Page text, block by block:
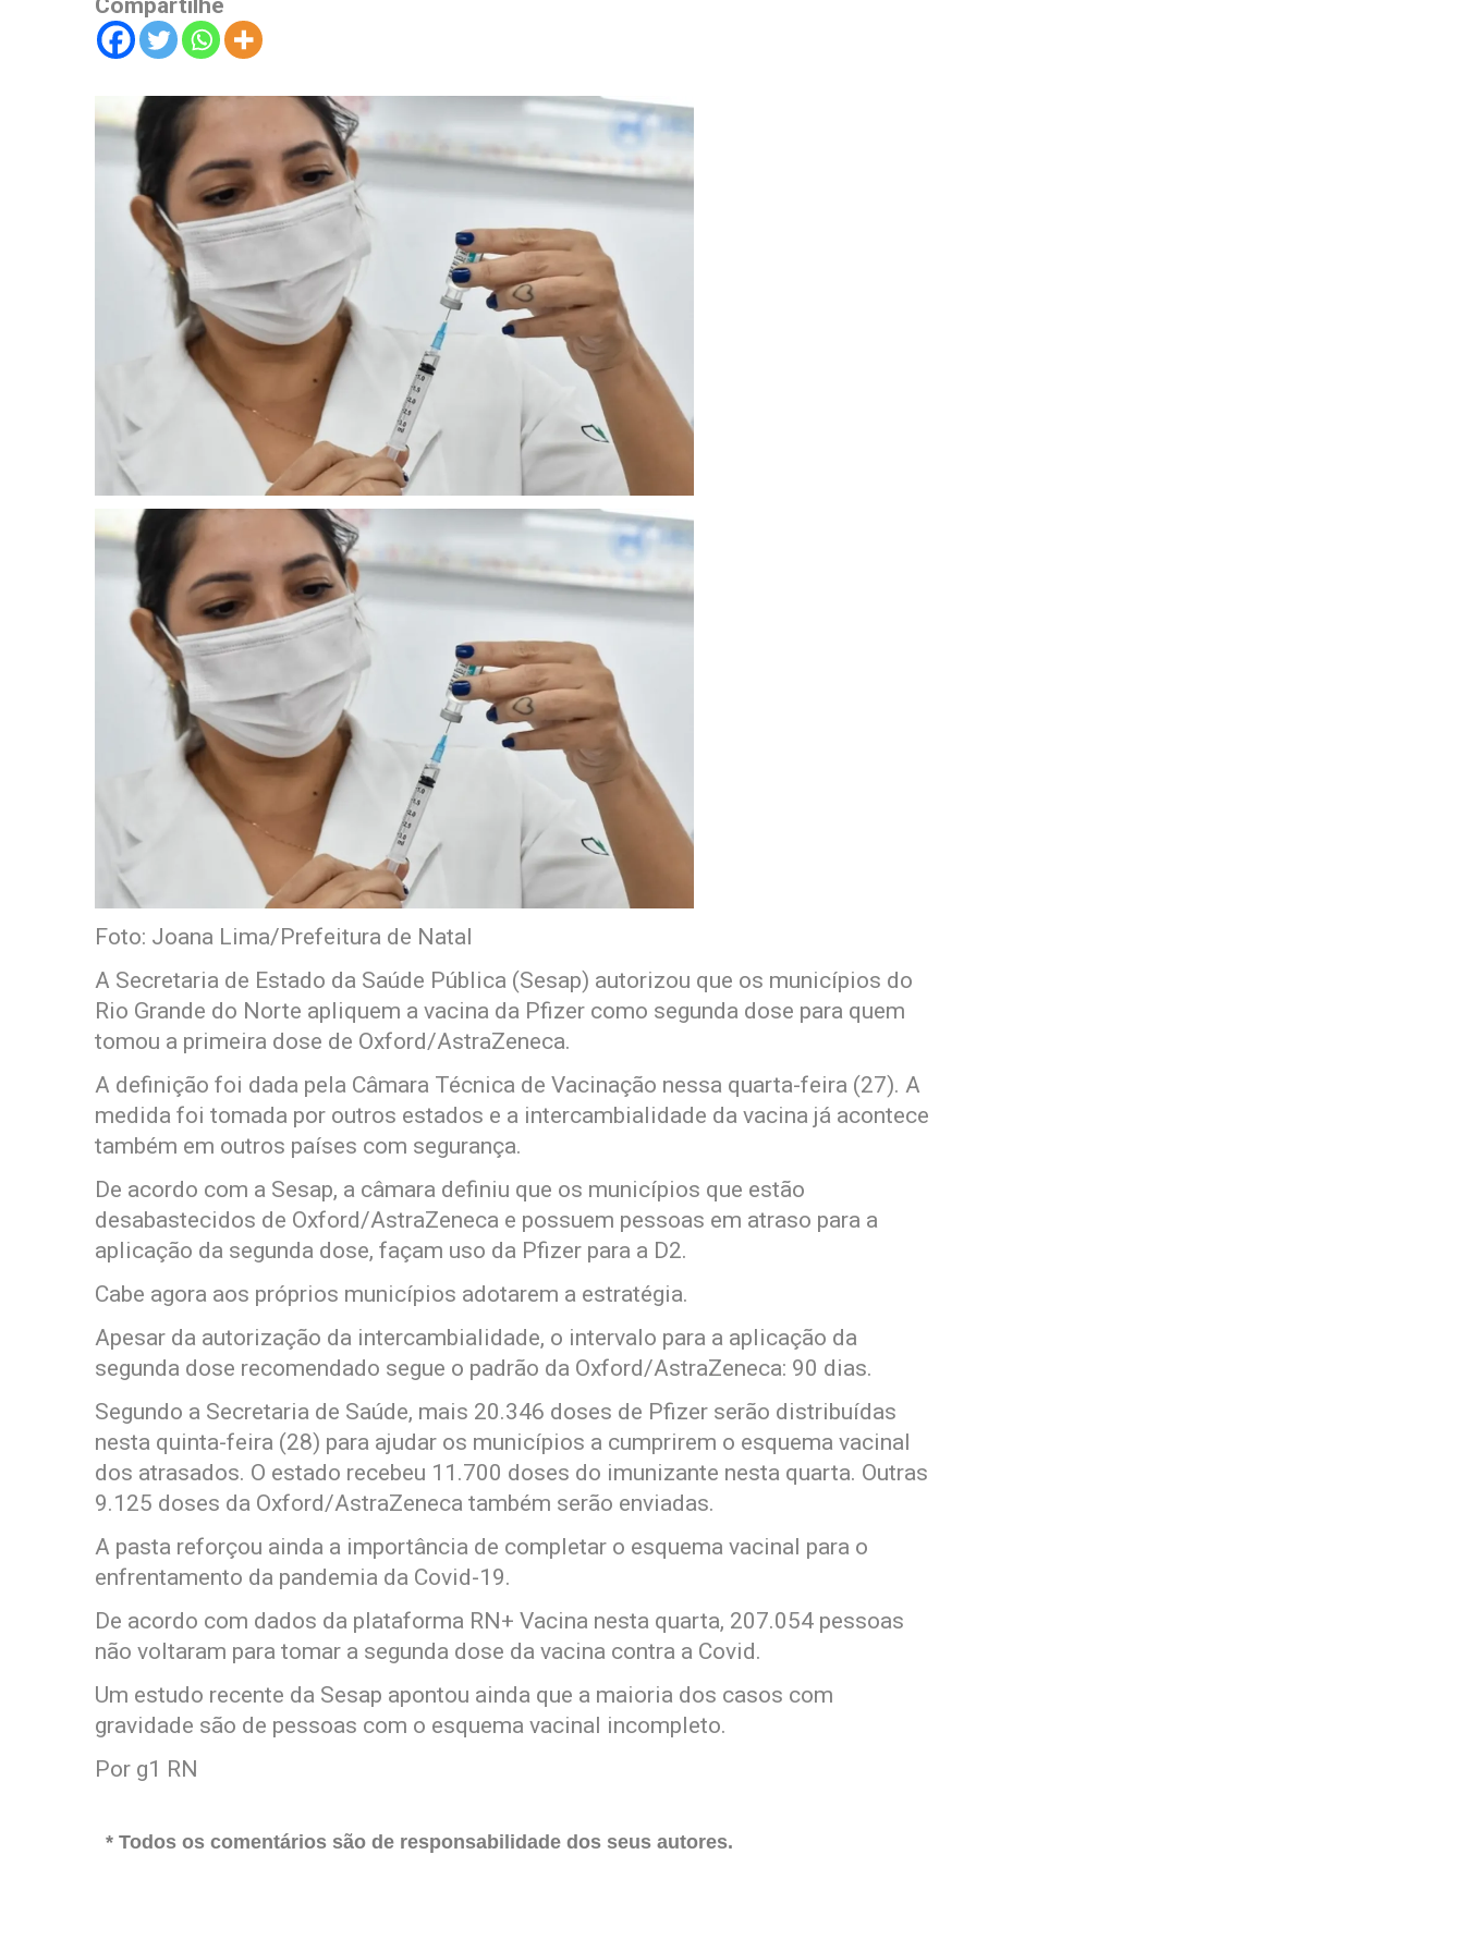
Compartilhe
Foto: Joana Lima/Prefeitura de Natal
A Secretaria de Estado da Saúde Pública (Sesap) autorizou que os municípios do
Rio Grande do Norte apliquem a vacina da Pfizer como segunda dose para quem
tomou a primeira dose de Oxford/AstraZeneca.
A definição foi dada pela Câmara Técnica de Vacinação nessa quarta-feira (27). A
medida foi tomada por outros estados e a intercambialidade da vacina já acontece
também em outros países com segurança.
De acordo com a Sesap, a câmara definiu que os municípios que estão
desabastecidos de Oxford/AstraZeneca e possuem pessoas em atraso para a
aplicação da segunda dose, façam uso da Pfizer para a D2.
Cabe agora aos próprios municípios adotarem a estratégia.
Apesar da autorização da intercambialidade, o intervalo para a aplicação da
segunda dose recomendado segue o padrão da Oxford/AstraZeneca: 90 dias.
Segundo a Secretaria de Saúde, mais 20.346 doses de Pfizer serão distribuídas
nesta quinta-feira (28) para ajudar os municípios a cumprirem o esquema vacinal
dos atrasados. O estado recebeu 11.700 doses do imunizante nesta quarta. Outras
9.125 doses da Oxford/AstraZeneca também serão enviadas.
A pasta reforçou ainda a importância de completar o esquema vacinal para o
enfrentamento da pandemia da Covid-19.
De acordo com dados da plataforma RN+ Vacina nesta quarta, 207.054 pessoas
não voltaram para tomar a segunda dose da vacina contra a Covid.
Um estudo recente da Sesap apontou ainda que a maioria dos casos com
gravidade são de pessoas com o esquema vacinal incompleto.
Por g1 RN
* Todos os comentários são de responsabilidade dos seus autores.